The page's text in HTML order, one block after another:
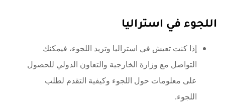
اللجوء في استراليا
إذا كنت تعيش في استراليا وتريد اللجوء، فيمكنك
التواصل مع وزارة الخارجية والتعاون الدولي للحصول
على معلومات حول اللجوء وكيفية التقدم لطلب
اللجوء.